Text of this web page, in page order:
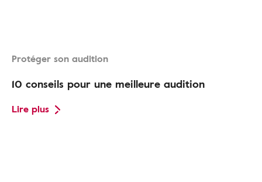
Protéger son audition
10 conseils pour une meilleure audition
Lire plus